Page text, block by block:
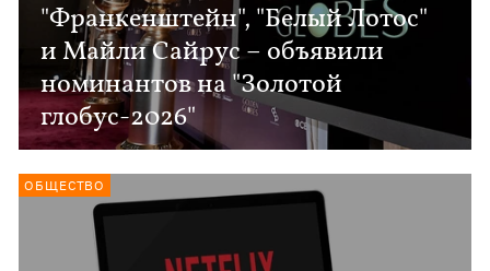
"Франкенштейн", "Белый Лотос"
и Майли Сайрус – объявили
номинантов на "Золотой
глобус-2026"
ОБЩЕСТВО